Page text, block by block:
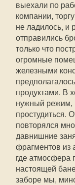
выехали по
компании,
не ладилось, и
отправились
только что
огромные
железными
продуктами. В
нужный режим,
простудиться.
повторялся
давнишние
фрагментов из
где атмосфера
настоящей
заборе мы,